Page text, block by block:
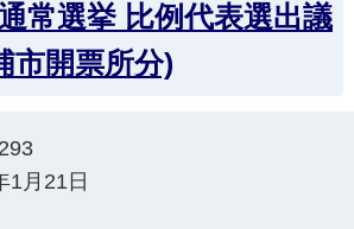
常選挙 比例代表選出議
市開票所分)
1月21日